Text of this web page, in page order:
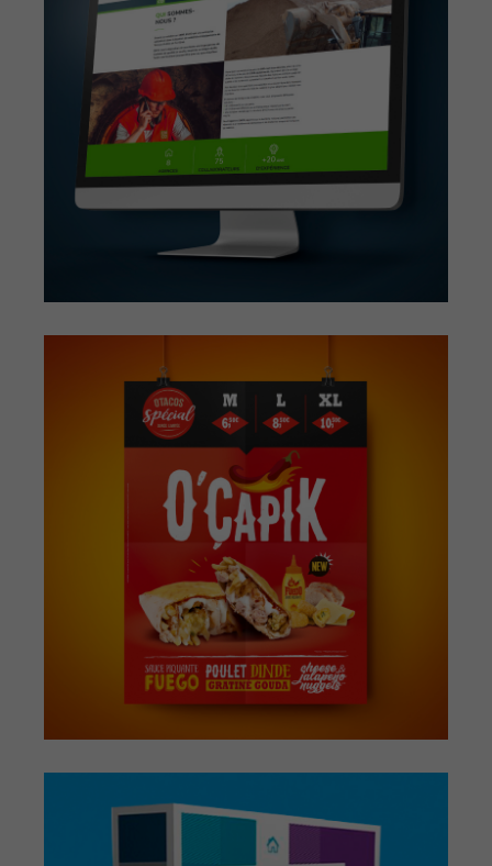
STUDIO. O’TACOS
STUDIO. CEGIBAT –
ILLUSTRATIONS